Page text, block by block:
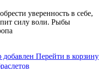
уверенность в себе,
силу воли. Рыбы
добавлен Перейти в корзину